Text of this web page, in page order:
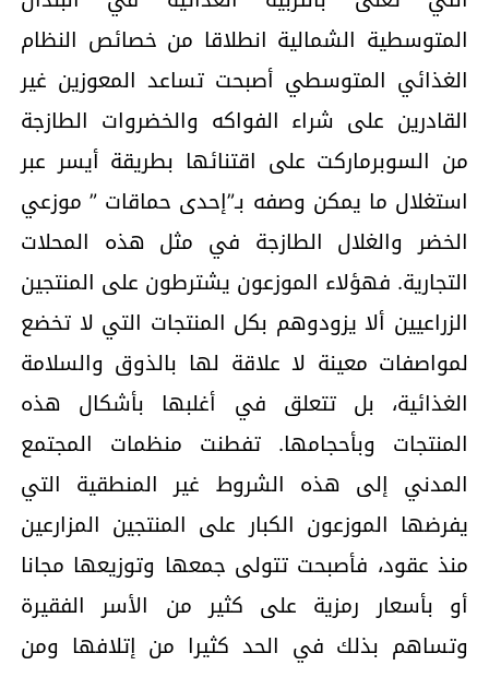
المتوسطية الشمالية انطلاقا من خصائص النظام
الغذائي المتوسطي أصبحت تساعد المعوزين غير
القادرين على شراء الفواكه والخضروات الطازجة
من السوبرماركت على اقتنائها بطريقة أيسر عبر
استغلال ما يمكن وصفه بـ”إحدى حماقات ” موزعي
الخضر والغلال الطازجة في مثل هذه المحلات
التجارية. فهؤلاء الموزعون يشترطون على المنتجين
الزراعيين ألا يزودوهم بكل المنتجات التي لا تخضع
لمواصفات معينة لا علاقة لها بالذوق والسلامة
الغذائية، بل تتعلق في أغلبها بأشكال هذه
المنتجات وبأحجامها. تفطنت منظمات المجتمع
المدني إلى هذه الشروط غير المنطقية التي
يفرضها الموزعون الكبار على المنتجين المزارعين
منذ عقود، فأصبحت تتولى جمعها وتوزيعها مجانا
أو بأسعار رمزية على كثير من الأسر الفقيرة
وتساهم بذلك في الحد كثيرا من إتلافها ومن